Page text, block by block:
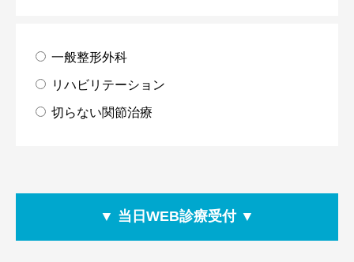
一般整形外科
リハビリテーション
切らない関節治療